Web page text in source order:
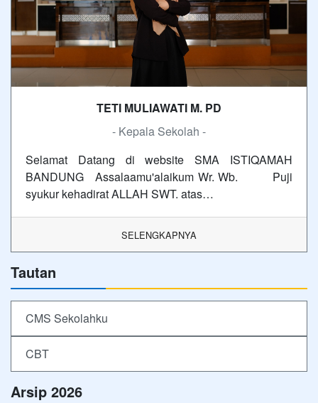
TETI MULIAWATI M. PD
- Kepala Sekolah -
Selamat Datang di website SMA ISTIQAMAH
BANDUNG Assalaamu'alaikum Wr. Wb. Puji
syukur kehadirat ALLAH SWT. atas…
SELENGKAPNYA
Tautan
CMS Sekolahku
CBT
Arsip 2026